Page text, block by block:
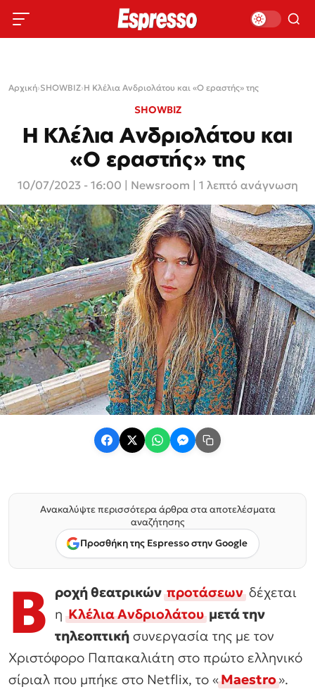
Αρχική›SHOWBIZ›Η Κλέλια Ανδριολάτου και «Ο εραστής» της
SHOWBIZ
Η Κλέλια Ανδριολάτου και
«Ο εραστής» της
10/07/2023 - 16:00 Newsroom | 1 λεπτό ανάγνωση
Ανακαλύψτε περισσότερα άρθρα στα αποτελέσματα
αναζήτησης
Προσθήκη της Espresso στην Google
Β ροχή θεατρικώνπροτάσεωνδέχεται
ηΚλέλια Ανδριολάτουμετά την
τηλεοπτική συνεργασία της με τον
Χριστόφορο Παπακαλιάτη στο πρώτο ελληνικό
σίριαλ που μπήκε στο Netflix, το «Maestro».